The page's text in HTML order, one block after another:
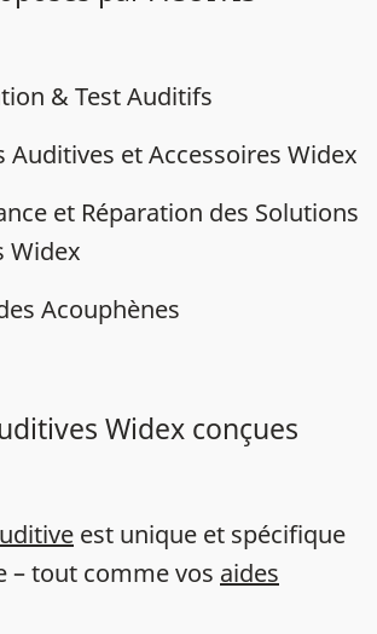
& Test Auditifs
Auditives et Accessoires Widex
et Réparation des Solutions
Widex
Acouphènes
Widex conçues
est unique et spécifique
– tout comme vos aides